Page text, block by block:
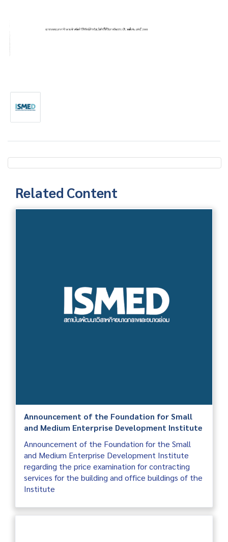
Related Content
Announcement of the Foundation for Small
and Medium Enterprise Development Institute
Announcement of the Foundation for the Small
and Medium Enterprise Development Institute
regarding the price examination for contracting
services for the building and office buildings of the
Institute